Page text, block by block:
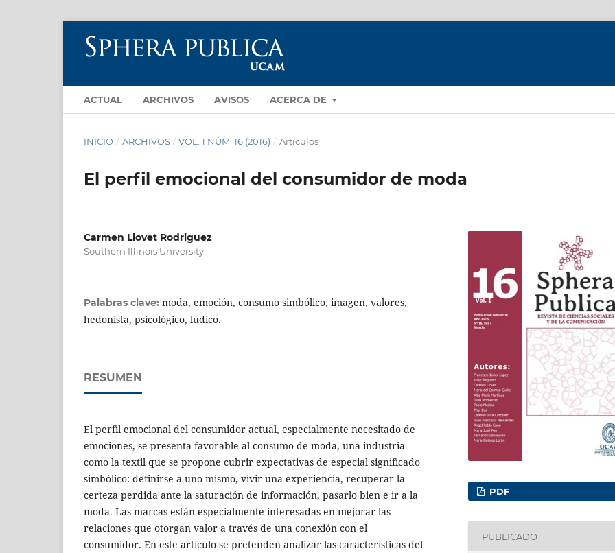
ACTUAL ARCHIVOS AVISOS ACERCA DE
INICIO / ARCHIVOS / VOL. 1 NÚM. 16 (2016) / Artículos
El perfil emocional del consumidor de moda
Carmen Llovet Rodriguez
Southern Illinois University
Palabras clave: moda, emoción, consumo simbólico, imagen, valores,
hedonista, psicológico, lúdico.
RESUMEN
El perfil emocional del consumidor actual, especialmente necesitado de
emociones, se presenta favorable al consumo de moda, una industria
como la textil que se propone cubrir expectativas de especial significado
simbólico: definirse a uno mismo, vivir una experiencia, recuperar la
certeza perdida ante la saturación de información, pasarlo bien e ir a la
moda. Las marcas están especialmente interesadas en mejorar las
relaciones que otorgan valor a través de una conexión con el
consumidor. En este artículo se pretenden analizar las características del
PDF
PUBLICADO